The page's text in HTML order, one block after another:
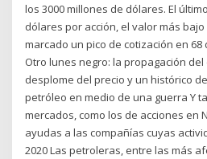
los 3000 millones de dólares. El
dólares por acción, el valor más
marcado un pico de cotización en
Otro lunes negro: la propagación
desplome del precio y un histórico
petróleo en medio de una guerra Y
mercados, como los de acciones en
ayudas a las compañías cuyas
2020 Las petroleras, entre las más